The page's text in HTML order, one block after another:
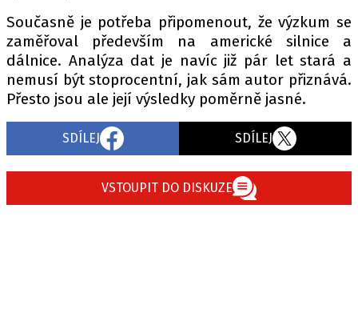
Současně je potřeba připomenout, že výzkum se
zaměřoval především na americké silnice a
dálnice. Analýza dat je navíc již pár let stará a
nemusí být stoprocentní, jak sám autor přiznává.
Přesto jsou ale její výsledky poměrně jasné.
SDÍLEJ SDÍLEJ
VSTOUPIT DO DISKUZE